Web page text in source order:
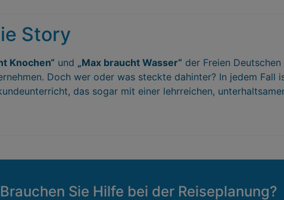
Story
Knochen“ und „Max braucht Wasser“ der Freien
Doch wer oder was steckte dahinter? In jedem Fall
das sogar mit einer lehrreichen,
Brauchen Sie Hilfe bei der Reiseplanung?